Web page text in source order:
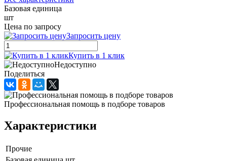
Базовая единица
шт
Цена по запросу
Запросить цену
Купить в 1 клик
Недоступно
Поделиться
Профессиональная помощь в подборе товаров
Характеристики
Прочие